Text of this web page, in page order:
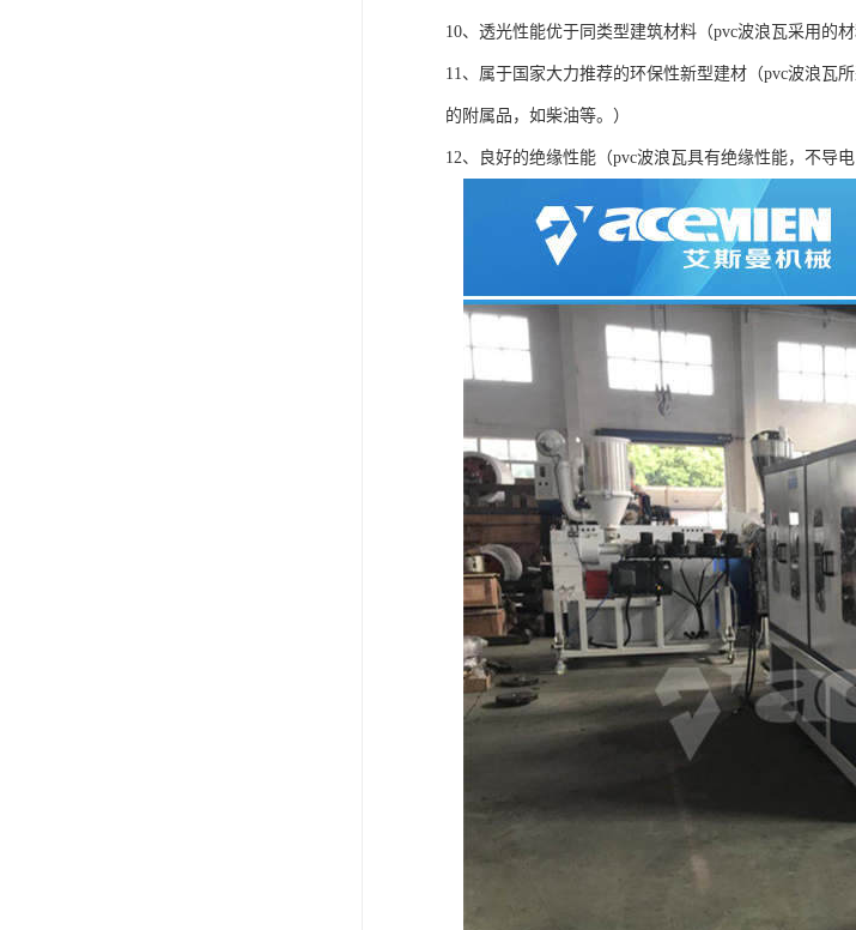
10、透光性能优于同类型建筑材料（pvc波浪瓦采用的
11、属于国家大力推荐的环保性新型建材（pvc波浪瓦
的附属品，如柴油等。）
12、良好的绝缘性能（pvc波浪瓦具有绝缘性能，不导